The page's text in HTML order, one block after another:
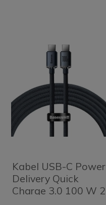
Kabel USB-C Power
Delivery Quick
Charge 3.0 100 W 2